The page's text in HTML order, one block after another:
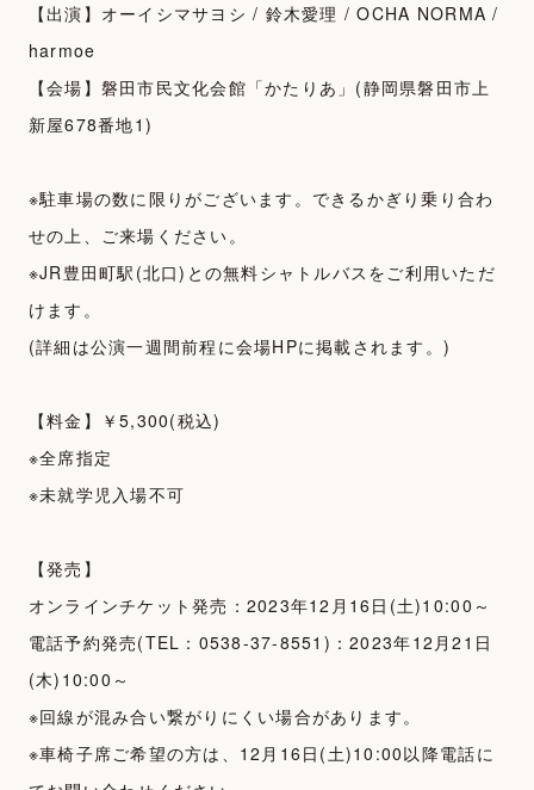
PHOTOGALLERY
WALLPAPER
SPECIAL
SHOP
【出演】オーイシマサヨシ / 鈴木愛理 / OCHA NORMA /
harmoe
【会場】磐田市民文化会館「かたりあ」(静岡県磐田市上
新屋678番地1)
※駐車場の数に限りがございます。できるかぎり乗り合わ
せの上、ご来場ください。
※JR豊田町駅(北口)との無料シャトルバスをご利用いただ
けます。
(詳細は公演一週間前程に会場HPに掲載されます。)
【料金】￥5,300(税込)
※全席指定
※未就学児入場不可
【発売】
オンラインチケット発売：2023年12月16日(土)10:00～
電話予約発売(TEL：0538-37-8551)：2023年12月21日
(木)10:00～
※回線が混み合い繋がりにくい場合があります。
※車椅子席ご希望の方は、12月16日(土)10:00以降電話に